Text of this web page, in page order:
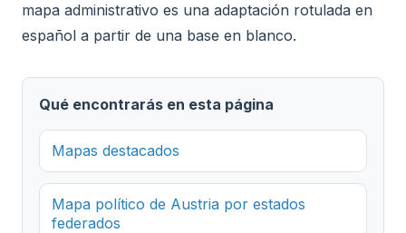
mapa administrativo es una adaptación rotulada en
español a partir de una base en blanco.
Qué encontrarás en esta página
Mapas destacados
Mapa político de Austria por estados
federados